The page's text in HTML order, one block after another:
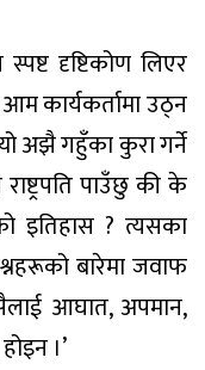
दृष्टिकोण लिएर
कार्यकर्तामा उठ्न
अझै गहुँका कुरा गर्ने
पाउँछु की के
इतिहास ? त्यसका
बारेमा जवाफ
आघात, अपमान,
।’